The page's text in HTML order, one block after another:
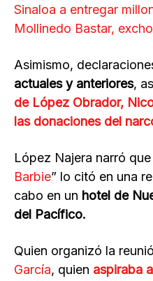
Sinaloa a entregar
Mollinedo Bastar,
Asimismo,
actuales y anteriores,
de López Obrador,
las donaciones del
López Najera narró
Barbie” lo citó en una
cabo en un hotel de
del Pacífico.
Quien organizó la
García, quien aspiraba